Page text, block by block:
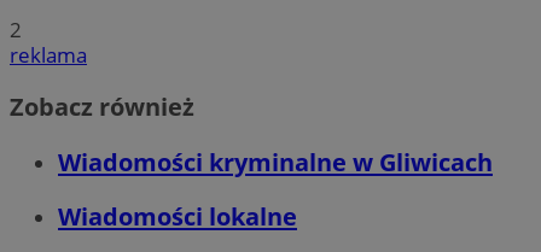
2
reklama
Zobacz również
Wiadomości kryminalne w Gliwicach
Wiadomości lokalne